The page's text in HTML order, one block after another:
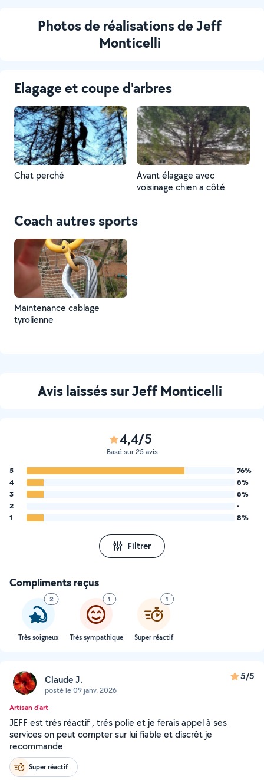
Photos de réalisations de Jeff
Monticelli
Elagage et coupe d'arbres
Chat perché
Avant élagage avec
voisinage chien a côté
Coach autres sports
Maintenance cablage
tyrolienne
Avis laissés sur Jeff Monticelli
4,4/5
Basé sur 25 avis
5
76%
4
8%
3
8%
2
-
1
8%
Filtrer
Compliments reçus
2
Très soigneux
1
Très sympathique
1
Super réactif
Claude J.
posté le 09 janv. 2026
5/5
Artisan d'art
JEFF est trés réactif , trés polie et je ferais appel à ses
services on peut compter sur lui fiable et discrêt je
recommande
Super réactif